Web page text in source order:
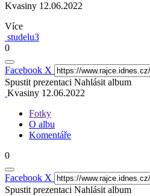
Kvasiny 12.06.2022
Více
studelu3
0
Facebook X
Spustit prezentaci Nahlásit album
Kvasiny 12.06.2022
Fotky
O albu
Komentáře
0
Facebook X
Spustit prezentaci Nahlásit album